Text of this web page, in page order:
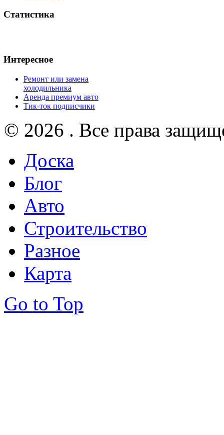
Статистика
Интересное
Ремонт или замена
холодильника
Аренда премиум авто
Тик-ток подписчики
© 2026 . Все права
Доска
Блог
Авто
Строительство
Разное
Карта
Go to Top